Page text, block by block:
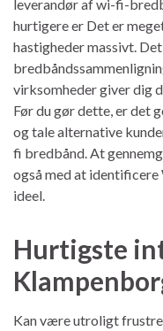
leverandør af wi-fi-
hurtigere er Det er
hastigheder massivt.
virksomheder giver dig
Før du gør dette, er det
og tale alternative
fi bredbånd. At
også med at
ideel.
Hurtigste
Kan være utroligt